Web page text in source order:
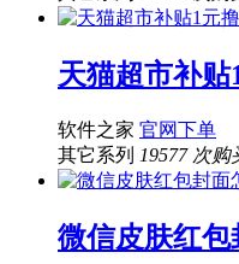
天猫超市补
软件之家 官网下单
其它系列 19577 次购
微信皮肤红包